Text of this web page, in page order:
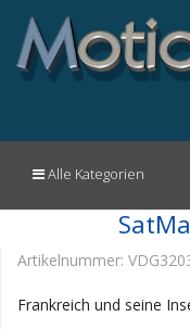
Alle Kategorien
Artikelnummer:
Frankreich und seine